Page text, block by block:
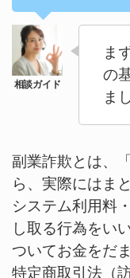
ま
の
ま
副業詐欺とは、
ら、実際にはま
システム利用料
し取る行為をい
ついてお金をだ
特定商取引法（